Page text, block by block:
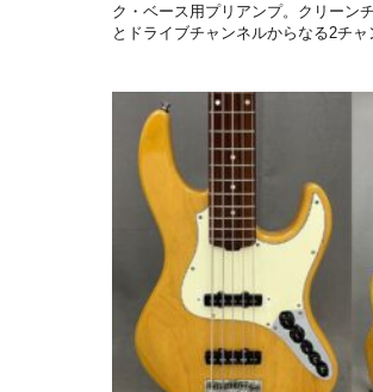
ク・ベース用プリアンプ。クリーン
とドライブチャンネルからなる2チャ